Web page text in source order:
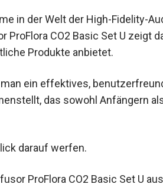
in der Welt der High-Fidelity-
ProFlora CO2 Basic Set U zeigt
Produkte anbietet.
ein effektives,
das sowohl Anfängern
darauf werfen.
ProFlora CO2 Basic Set U